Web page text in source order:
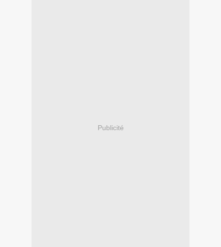
Publicité